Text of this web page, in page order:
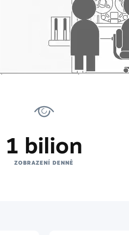
1 bilion
ZOBRAZENÍ DENNĚ